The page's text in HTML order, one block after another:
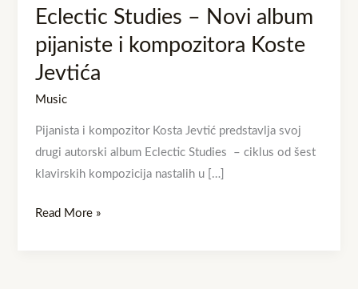
Eclectic Studies – Novi album
pijaniste i kompozitora Koste
Jevtića
Music
Pijanista i kompozitor Kosta Jevtić predstavlja svoj
drugi autorski album Eclectic Studies – ciklus od šest
klavirskih kompozicija nastalih u […]
Read More »